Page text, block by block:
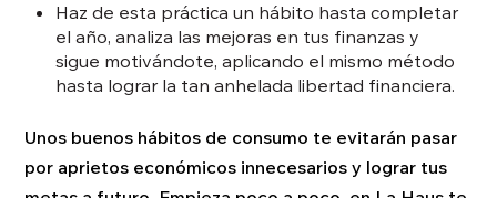
Haz de esta práctica un hábito hasta completar
el año, analiza las mejoras en tus finanzas y
sigue motivándote, aplicando el mismo método
hasta lograr la tan anhelada libertad financiera.
Unos buenos hábitos de consumo te evitarán pasar
por aprietos económicos innecesarios y lograr tus